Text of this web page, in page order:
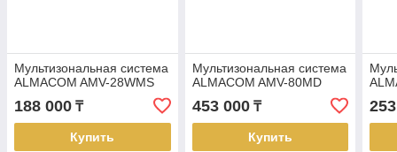
Мультизональная система
ALMACOM AMV-28WMS
188 000 ₸
Купить
Мультизональная система
ALMACOM AMV-80MD
453 000₸
Купить